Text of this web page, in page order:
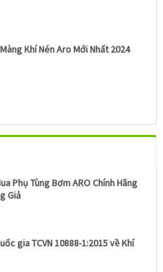
Khí Nén Aro Mới Nhất 2024
Phụ Tùng Bơm ARO Chính Hãng
Giả
gia TCVN 10888-1:2015 về Khí